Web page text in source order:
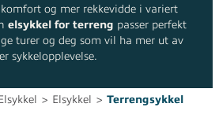
komfort og mer rekkevidde i variert
elsykkel for terreng passer perfekt
turer og deg som vil ha mer ut av
sykkelopplevelse.
>Elsykkel >Terrengsykkel